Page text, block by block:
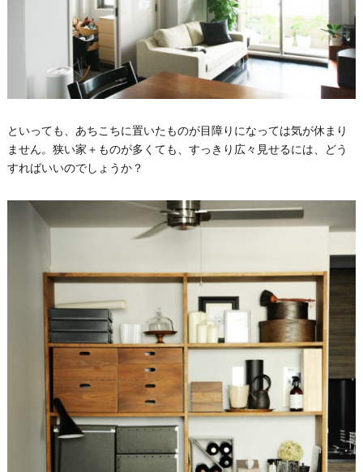
といっても、あちこちに置いたものが目障りになっては気が休まり
ません。狭い家＋ものが多くても、すっきり広々見せるには、どう
すればいいのでしょうか？